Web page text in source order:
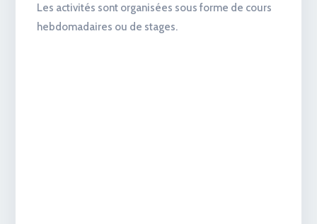
Les activités sont organisées sous forme de cours
hebdomadaires ou de stages.